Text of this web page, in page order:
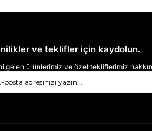
ve teklifler için kaydolun.
gelen ürünlerimiz ve özel tekliflerimiz